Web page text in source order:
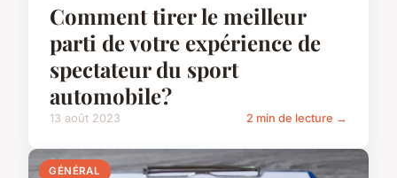
Comment tirer le meilleur
parti de votre expérience de
spectateur du sport
automobile?
13 août 2023 2 min de lecture →
GÉNÉRAL